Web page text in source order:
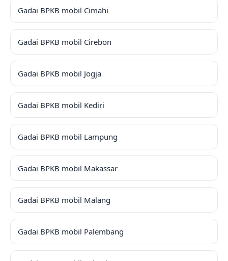
Gadai BPKB mobil Cimahi
Gadai BPKB mobil Cirebon
Gadai BPKB mobil Jogja
Gadai BPKB mobil Kediri
Gadai BPKB mobil Lampung
Gadai BPKB mobil Makassar
Gadai BPKB mobil Malang
Gadai BPKB mobil Palembang